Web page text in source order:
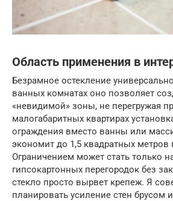
Область применения в
Безрамное остекление
ванных комнатах оно позволяет
«невидимой» зоны, не перегружая
малогабаритных квартирах
ограждения вместо ванны или
экономит до 1,5 квадратных
Ограничением может стать только
гипсокартонных перегородок без
стекло просто вырвет крепеж. Я
планировать усиление стен брусом